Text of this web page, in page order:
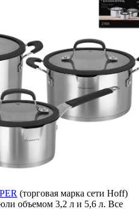
(торговая марка сети Hoff)
объемом 3,2 л и 5,6 л. Все